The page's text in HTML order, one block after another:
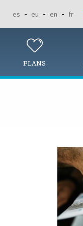
es eu en fr
PLANS